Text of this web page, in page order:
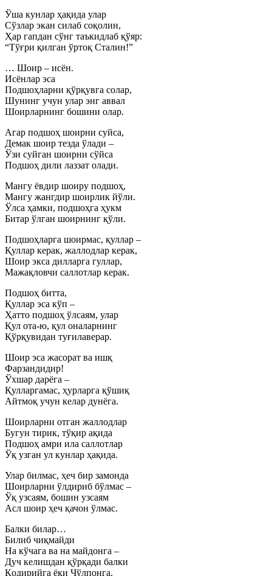
Ўша кунлар ҳақида улар
Сўзлар экан силаб соқолин,
Ҳар гапдан сўнг таъкидлаб қўяр:
“Тўғри қилган ўртоқ Сталин!”
… Шоир – исён.
Исёнлар эса
Подшоҳларни қўрқувга солар,
Шунинг учун улар энг аввал
Шоирларнинг бошини олар.
Агар подшоҳ шоирни суйса,
Демак шоир тезда ўлади –
Ўзи суйган шоирни сўйса
Подшоҳ дили лаззат олади.
Мангу ёвдир шоиру подшоҳ,
Мангу жангдир шоирлик йўли.
Ўлса ҳамки, подшоҳга ҳукм
Битар ўлган шоирнинг қўли.
Подшоҳларга шоирмас, қуллар –
Қуллар керак, жаллодлар керак,
Шоир экса дилларга гуллар,
Мажақловчи саллотлар керак.
Подшоҳ битта,
Қуллар эса кўп –
Ҳатто подшоҳ ўлсаям, улар
Қул ота-ю, қул оналарнинг
Қўрқувидан туғилаверар.
Шоир эса жасорат ва ишқ
Фарзандидир!
Ўхшар дарёга –
Қулларгамас, ҳурларга қўшиқ
Айтмоқ учун келар дунёга.
Шоирларни отган жаллодлар
Бугун тирик, тўқир ақида
Подшоҳ амри ила саллотлар
Ўқ узган ул кунлар ҳақида.
Улар билмас, ҳеч бир замонда
Шоирларни ўлдириб бўлмас –
Ўқ узсаям, бошин узсаям
Асл шоир ҳеч қачон ўлмас.
Балки билар…
Билиб чиқмайди
На кўчага ва на майдонга –
Дуч келишдан қўрқади балки
Қодирийга ёки Чўлпонга.